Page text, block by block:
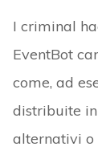
I criminal
EventBot
come, ad
distribuite
alternativi o